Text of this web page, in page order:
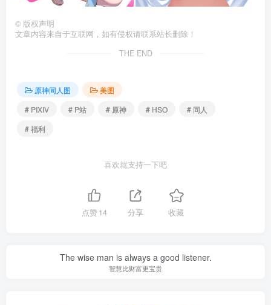
© 版权声明
文章内容来自于互联网，如有侵权请联系站长删除！
THE END
原神同人图
美图
# PIXIV
# P站 # 原神 # HSO
# 同人
# 福利
喜欢就支持一下吧
点赞14 分享 收藏
The wise man is always a good listener.
智慧比财富更宝贵